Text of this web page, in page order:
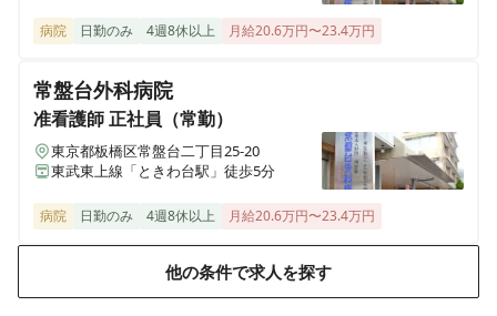
病院 日勤のみ 4週8休以上 月給20.6万円〜23.4万円
常盤台外科病院
准看護師正社員（常勤）
東京都板橋区常盤台二丁目25-20
東武東上線「ときわ台駅」徒歩5分
病院 日勤のみ 4週8休以上 月給20.6万円〜23.4万円
他の条件で求人を探す